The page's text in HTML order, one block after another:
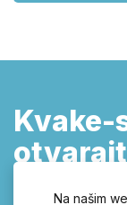
Kvake-
Na našim